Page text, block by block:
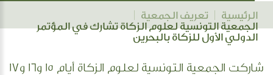
الرئيسية
تعريف الجمعية
الجمعية التونسية لعلوم الزكاة تشارك في المؤتمر
الدولي الأول للزكاة بالبحرين
شاركت الجمعية التونسية لعلوم الزكاة أيام 15 و16 و17